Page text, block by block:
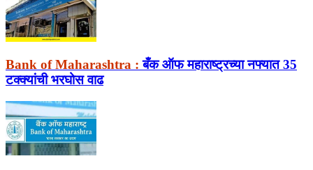
Bank of Maharashtra : बँक ऑफ महाराष्ट्रच्या नफ्यात 35
टक्क्यांची भरघोस वाढ